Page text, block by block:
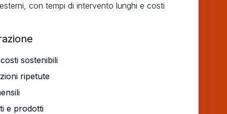
con tempi di intervento lunghi e costi
sostenibili
ripetute
e prodotti